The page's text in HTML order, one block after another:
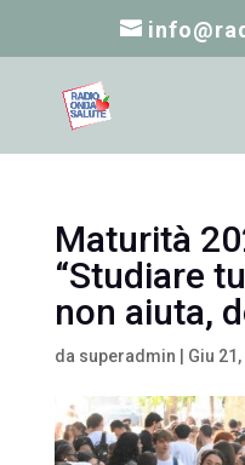
Maturità
“Studiare
non aiuta,
da superadmin Giu